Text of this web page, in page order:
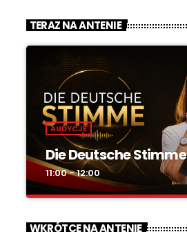
TERAZ NA ANTENIE
AUDYCJE
Die Deutsche Stimme
11:00 - 12:00
Die Deutsche Stimme
WKRÓTCE NA ANTENIE